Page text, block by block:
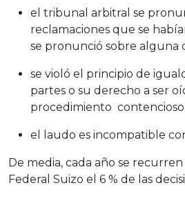
el tribunal arbitral se
reclamaciones que se
se pronunció sobre alguna
se violó el principio de
partes o su derecho a ser
procedimiento contencioso
el laudo es incompatible
De media, cada año se
Federal Suizo el 6 % de las